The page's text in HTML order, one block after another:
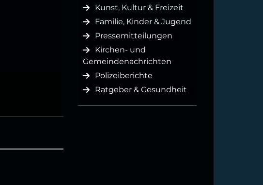
Kunst, Kultur & Freizeit
Familie, Kinder & Jugend
Pressemitteilungen
Kirchen- und
Gemeindenachrichten
Polizeiberichte
Ratgeber & Gesundheit